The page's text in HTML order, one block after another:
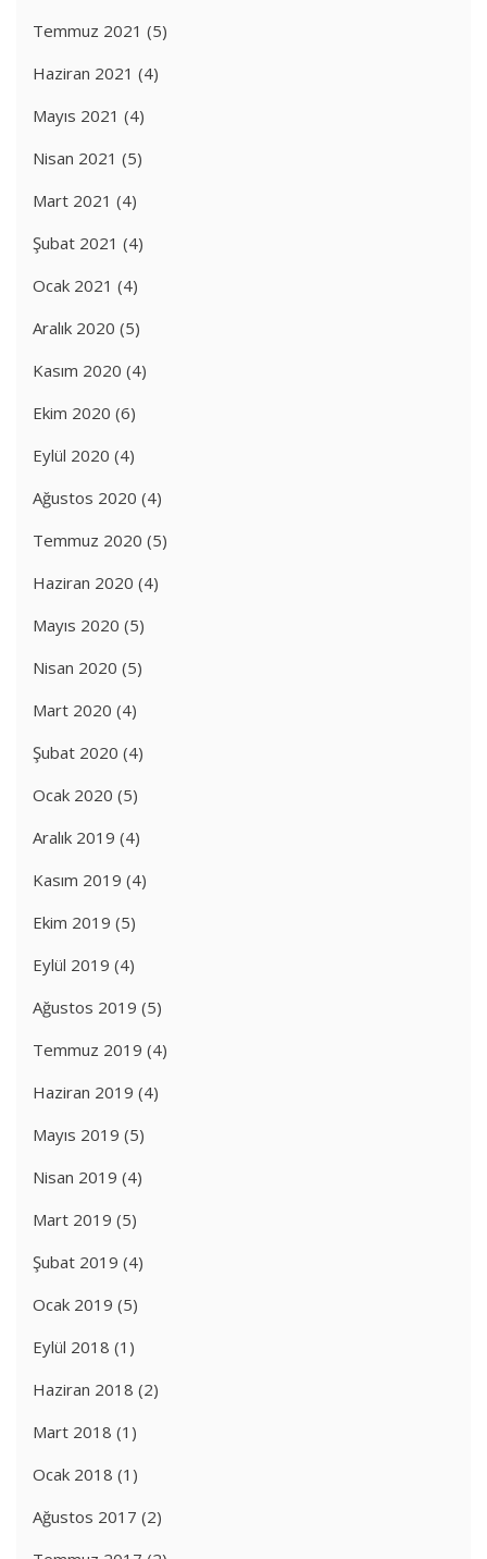
Temmuz 2021 (5)
Haziran 2021 (4)
Mayıs 2021 (4)
Nisan 2021 (5)
Mart 2021 (4)
Şubat 2021 (4)
Ocak 2021 (4)
Aralık 2020 (5)
Kasım 2020 (4)
Ekim 2020 (6)
Eylül 2020 (4)
Ağustos 2020 (4)
Temmuz 2020 (5)
Haziran 2020 (4)
Mayıs 2020 (5)
Nisan 2020 (5)
Mart 2020 (4)
Şubat 2020 (4)
Ocak 2020 (5)
Aralık 2019 (4)
Kasım 2019 (4)
Ekim 2019 (5)
Eylül 2019 (4)
Ağustos 2019 (5)
Temmuz 2019 (4)
Haziran 2019 (4)
Mayıs 2019 (5)
Nisan 2019 (4)
Mart 2019 (5)
Şubat 2019 (4)
Ocak 2019 (5)
Eylül 2018 (1)
Haziran 2018 (2)
Mart 2018 (1)
Ocak 2018 (1)
Ağustos 2017 (2)